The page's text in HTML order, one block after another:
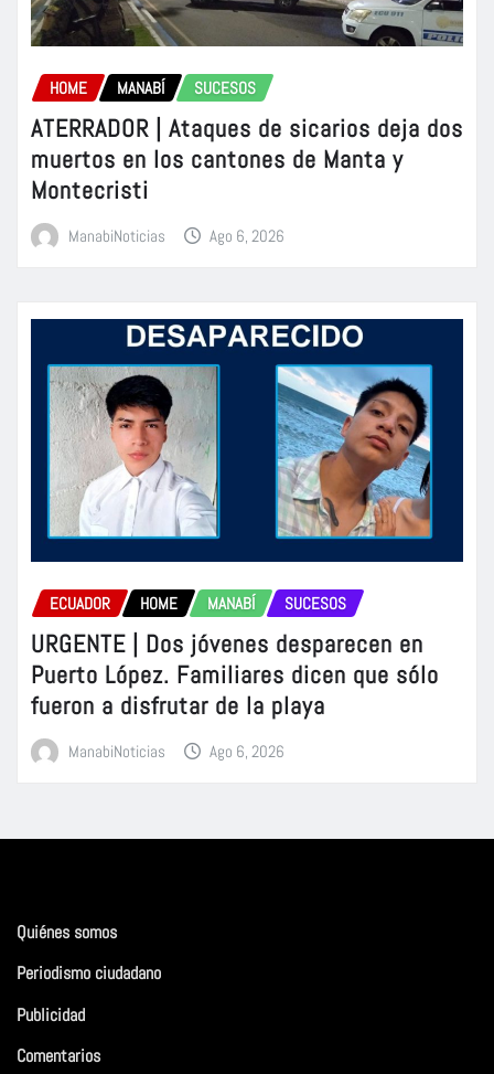
HOME MANABÍ SUCESOS
ATERRADOR | Ataques de sicarios deja dos
muertos en los cantones de Manta y
Montecristi
ManabiNoticias Ago 6, 2026
ECUADOR HOME MANABÍ SUCESOS
URGENTE | Dos jóvenes desparecen en
Puerto López. Familiares dicen que sólo
fueron a disfrutar de la playa
ManabiNoticias Ago 6, 2026
Quiénes somos
Periodismo ciudadano
Publicidad
Comentarios